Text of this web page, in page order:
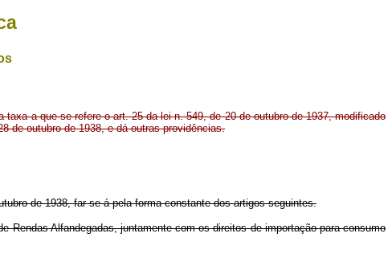
taxa a que se refere o art. 25 da lei n. 549, de 20 de outubro de 1937, modificado
de outubro de 1938, e dá outras providências.
de 1938, far-se-á pela forma constante dos artigos seguintes.
Rendas Alfandegadas, juntamente com os direitos de importação para consumo